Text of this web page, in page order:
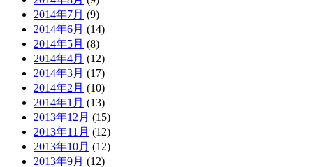
2014年7月 (9)
2014年6月 (14)
2014年5月 (8)
2014年4月 (12)
2014年3月 (17)
2014年2月 (10)
2014年1月 (13)
2013年12月 (15)
2013年11月 (12)
2013年10月 (12)
2013年9月 (12)